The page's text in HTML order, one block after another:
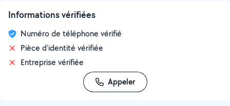
Informations vérifiées
Numéro de téléphone vérifié
Pièce d'identité vérifiée
Entreprise vérifiée
Appeler